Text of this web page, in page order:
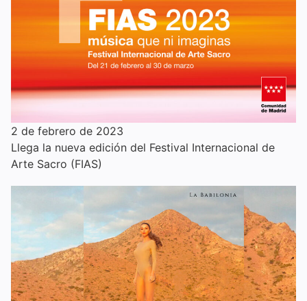
2 de febrero de 2023
Llega la nueva edición del Festival Internacional de
Arte Sacro (FIAS)